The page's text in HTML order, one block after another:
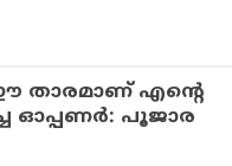
താരമാണ് എന്റെ
ഓപ്പണര്‍: പൂജാര